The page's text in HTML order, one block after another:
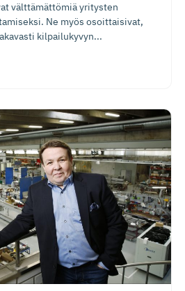
välttämättömiä yritysten
Ne myös osoittaisivat,
kilpailukyvyn...